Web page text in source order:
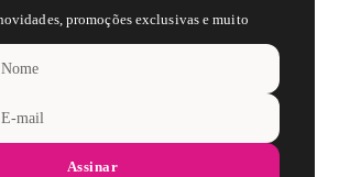
promoções exclusivas e muito
Assinar